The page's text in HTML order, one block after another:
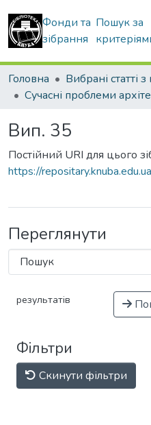
Фонди та
зібрання
Пошук за
Головна
Вип. 35
Постійний URI для цього
https://
Переглянути
результатів
Фільтри
Скинути фільтри